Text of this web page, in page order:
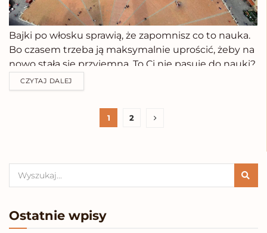
Bajki po włosku sprawią, że zapomnisz co to nauka.
Bo czasem trzeba ją maksymalnie uprościć, żeby na
nowo stała się przyjemna. To Ci nie pasuje do nauki?
I o to chodzi.Bajki niejednemu rodzicowi uratowały
życie. Tylko tata tak świetnie umie opowiadać o
rakietach i odrzutowcach małemu...
CZYTAJ DALEJ
1 2
Ostatnie wpisy